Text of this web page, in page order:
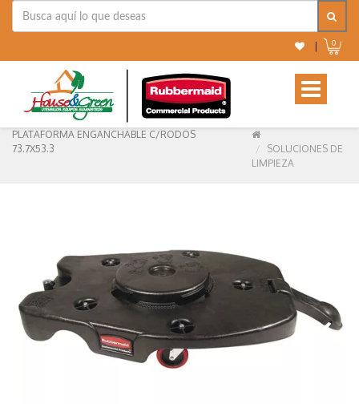
0
Toggle
navigation
PLATAFORMA ENGANCHABLE C/RODOS
73.7X53.3
SOLUCIONES DE
LIMPIEZA